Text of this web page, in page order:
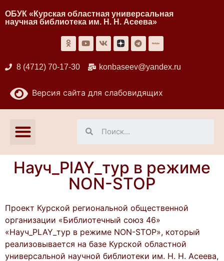
ОБУК «Курская областная универсальная
научная библиотека им. Н. Н. Асеева»
8 (4712) 70-17-30 konbaseev@yandex.ru
Версия сайта для слабовидящих
Науч_PlAY_тур в режиме
NON-STOP
Проект Курской региональной общественной
организации «Библиотечный союз 46»
«Науч_PLAY_тур в режиме NON-STOP», который
реализовывается на базе Курской областной
универсальной научной библиотеки им. Н. Н. Асеева,